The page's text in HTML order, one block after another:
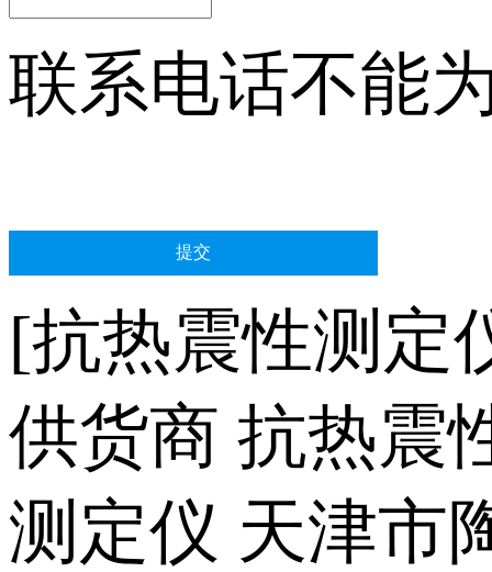
联系电话不能
[抗热震性测定
供货商 抗热震
测定仪 天津市